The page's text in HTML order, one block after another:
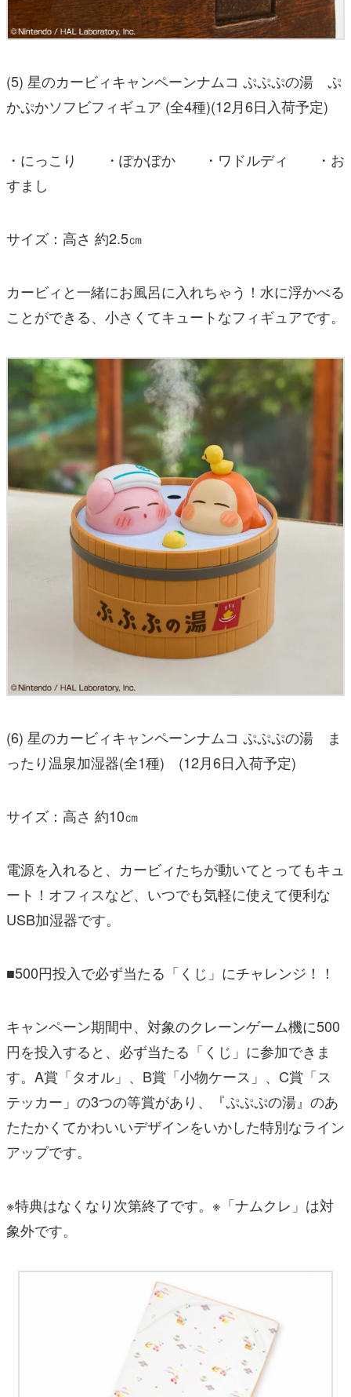
(5) 星のカービィキャンペーンナムコ ぷぷぷの湯 ぷ
かぷかソフビフィギュア (全4種)(12月6日入荷予定)
・にっこり ・ぽかぽか ・ワドルディ ・お
すまし
サイズ：高さ 約2.5㎝
カービィと一緒にお風呂に入れちゃう！水に浮かべる
ことができる、小さくてキュートなフィギュアです。
(6) 星のカービィキャンペーンナムコ ぷぷぷの湯 ま
ったり温泉加湿器(全1種) (12月6日入荷予定)
サイズ：高さ 約10㎝
電源を入れると、カービィたちが動いてとってもキュ
ート！オフィスなど、いつでも気軽に使えて便利な
USB加湿器です。
■500円投入で必ず当たる「くじ」にチャレンジ！！
キャンペーン期間中、対象のクレーンゲーム機に500
円を投入すると、必ず当たる「くじ」に参加できま
す。A賞「タオル」、B賞「小物ケース」、C賞「ス
テッカー」の3つの等賞があり、『ぷぷぷの湯』のあ
たたかくてかわいいデザインをいかした特別なライン
アップです。
※特典はなくなり次第終了です。※「ナムクレ」は対
象外です。